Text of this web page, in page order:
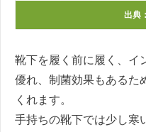
出典：
靴下を履く前に履く、イ
優れ、制菌効果もあるた
くれます。
手持ちの靴下では少し寒